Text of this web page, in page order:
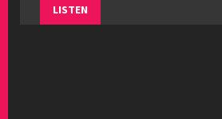
LISTEN